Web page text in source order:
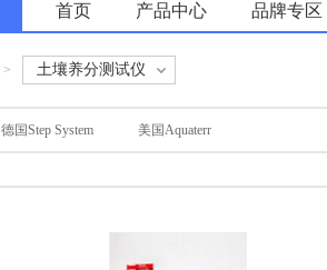
首页 产品中心 品牌专区
> 土壤养分测试仪
德国Step System 美国Aquaterr